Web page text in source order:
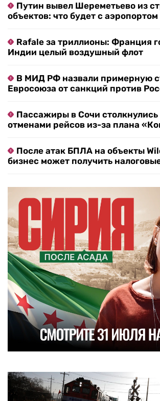
Путин вывел Шереметьево из
объектов: что будет с аэропортом
Rafale за триллионы: Франция
Индии целый воздушный флот
В МИД РФ назвали примерную
Евросоюза от санкций против
Пассажиры в Сочи
отменами рейсов из-за плана
После атак БПЛА на объекты
бизнес может получить